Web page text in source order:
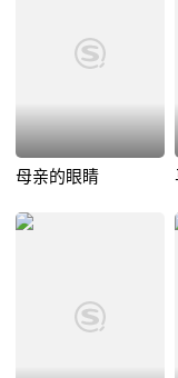
母亲的眼睛